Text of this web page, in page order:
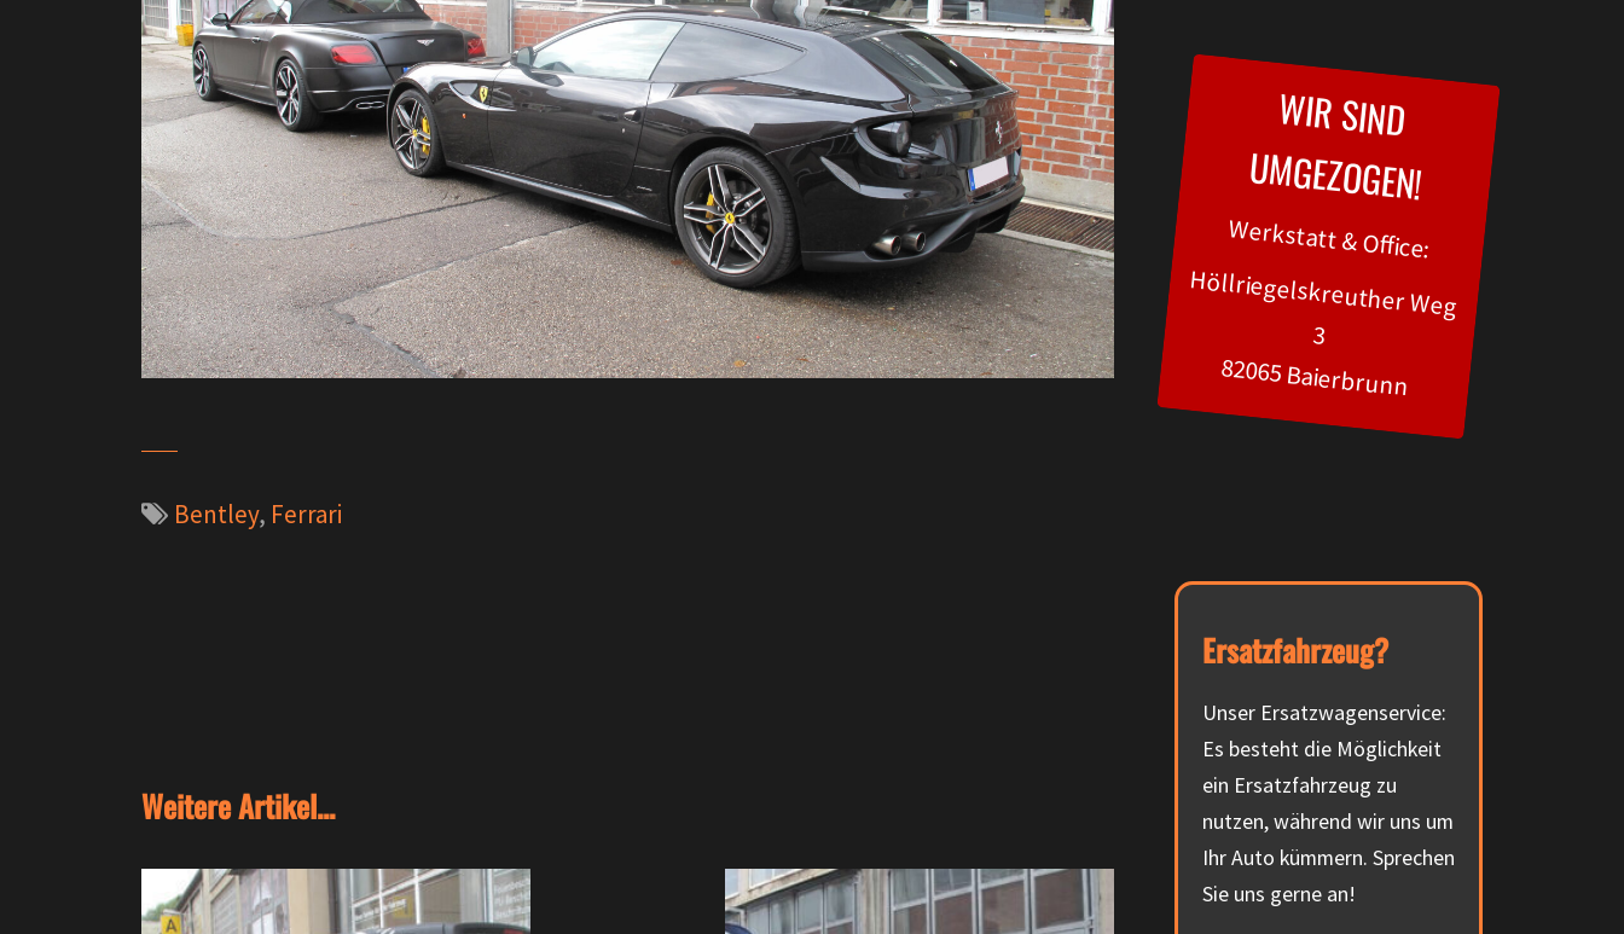
Bentley, Ferrari
Weitere Artikel...
W
IR SIND
UM
GEZOGEN!
Werkstatt & Office:
Höllriegelskreuther Weg
3
82065 Baierbrunn
Ersatzfahrzeug?
Unser Ersatzwagenservice:
Es besteht die Möglichkeit
ein Ersatzfahrzeug zu
nutzen, während wir uns um
Ihr Auto kümmern. Sprechen
Sie uns gerne an!